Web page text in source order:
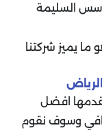
السليمة
ما يميز شركتنا
افضل
وسوف نقوم